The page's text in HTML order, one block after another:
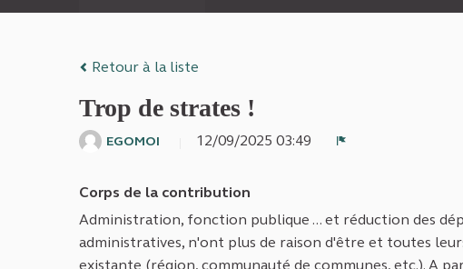
Retour à la liste
Trop de strates !
EGOMOI
12/09/2025 03:49
Corps de la contribution
Administration, fonction publique ... et réduction des
administratives, n'ont plus de raison d'être et toutes
existante (région, communauté de communes, etc.). A